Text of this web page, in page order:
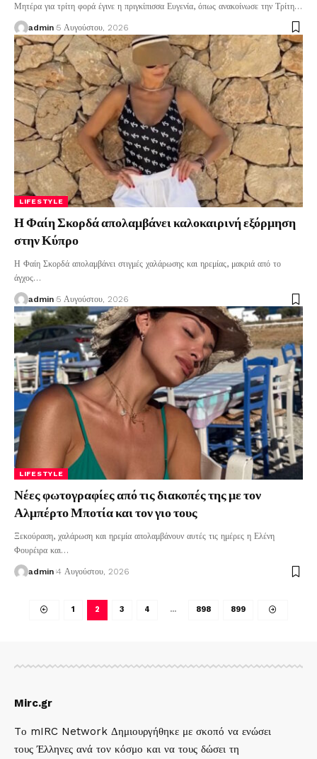
Μητέρα για τρίτη φορά έγινε η πριγκίπισσα Ευγενία, όπως ανακοίνωσε την Τρίτη…
admin 5 Αυγούστου, 2026
LIFESTYLE
Η Φαίη Σκορδά απολαμβάνει καλοκαιρινή εξόρμηση
στην Κύπρο
Η Φαίη Σκορδά απολαμβάνει στιγμές χαλάρωσης και ηρεμίας, μακριά από το
άγχος…
admin 5 Αυγούστου, 2026
LIFESTYLE
Νέες φωτογραφίες από τις διακοπές της με τον
Αλμπέρτο Μποτία και τον γιο τους
Ξεκούραση, χαλάρωση και ηρεμία απολαμβάνουν αυτές τις ημέρες η Ελένη
Φουρέιρα και…
admin 4 Αυγούστου, 2026
1 2 3 4 … 898 899
Mirc.gr
Tο mIRC Network Δημιουργήθηκε με σκοπό να ενώσει
τους Έλληνες ανά τον κόσμο και να τους δώσει τη